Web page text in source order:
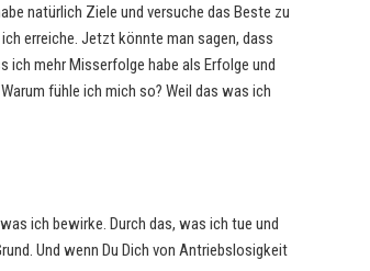
natürlich Ziele und versuche das Beste zu
erreiche. Jetzt könnte man sagen, dass
ich mehr Misserfolge habe als Erfolge und
fühle ich mich so? Weil das was ich
ich bewirke. Durch das, was ich tue und
Und wenn Du Dich von Antriebslosigkeit